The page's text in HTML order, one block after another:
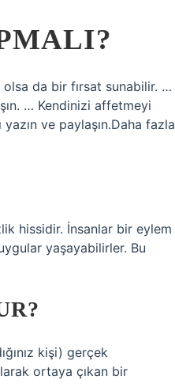
olsa da bir fırsat sunabilir. …
… Kendinizi affetmeyi
ve paylaşın.Daha fazla
hissidir. İnsanlar bir eylem
yaşayabilirler. Bu
kişi) gerçek
ortaya çıkan bir